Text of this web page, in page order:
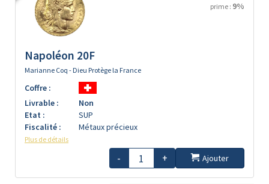
prime : 9%
Napoléon 20F
Marianne Coq - Dieu Protège la France
Coffre :
Livrable :
Non
Etat :
SUP
Fiscalité :
Métaux précieux
Plus de détails
- + Ajouter